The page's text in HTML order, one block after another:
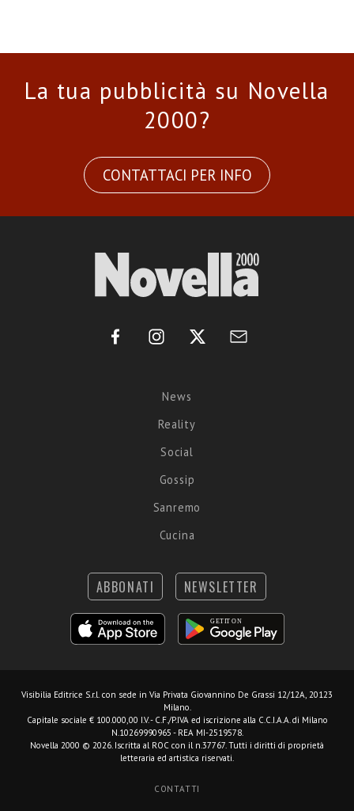
La tua pubblicità su Novella
2000?
CONTATTACI PER INFO
News
Reality
Social
Gossip
Sanremo
Cucina
ABBONATI NEWSLETTER
Visibilia Editrice S.r.l. con sede in Via Privata Giovannino De Grassi 12/12A, 20123
Milano.
Capitale sociale € 100.000,00 I.V. - C.F./P.IVA ed iscrizione alla C.C.I.A.A. di Milano
N.10269990965 - REA MI-2519578.
Novella 2000 © 2026. Iscritta al ROC con il n.37767. Tutti i diritti di proprietà
letteraria ed artistica riservati.
CONTATTI